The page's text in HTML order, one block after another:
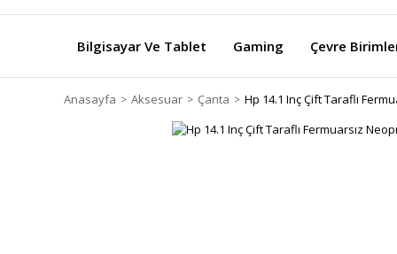
Bilgisayar Ve Tablet Gaming Çevre
Anasayfa Aksesuar Çanta Hp 14.1 Inç Çift Taraflı